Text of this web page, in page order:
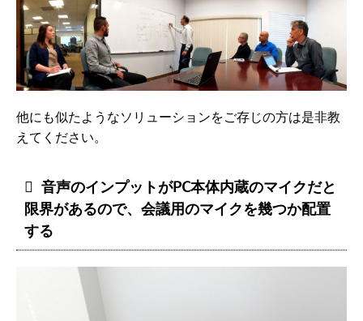
他にも似たようなソリューションをご存じの方は是非教
えてください。
音声のインプットがPC本体内蔵のマイクだと
限界があるので、会議用のマイクを幾つか配置
する